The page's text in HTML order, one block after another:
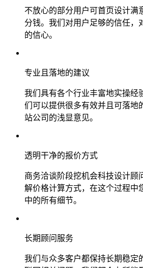
不放心的部分用户可首页设计满
分钱。我们对用户足够的信任，
的信心。
专业且落地的建议
我们具有各个行业丰富地实操经
们可以提供很多有效并且可落地
站公司的浅显意见。
透明干净的报价方式
商务洽谈阶段挖机会科技设计顾
解价格计算方式，在这个过程中
中的所有细节。
长期顾问服务
我们与众多客户都保持长期稳定